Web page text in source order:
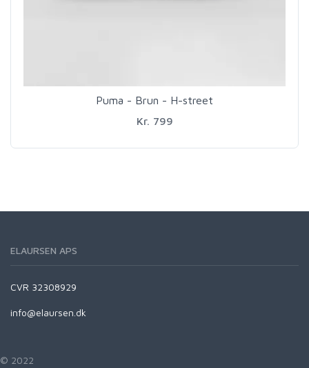
Puma - Brun - H-street
Kr. 799
ELAURSEN APS
CVR 32308929
info@elaursen.dk
© 2022